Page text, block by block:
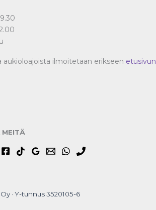
aukioloajoista ilmoitetaan erikseen etusivun
MEITÄ
· Y-tunnus 3520105-6